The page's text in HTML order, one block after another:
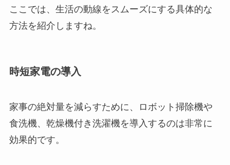
ここでは、生活の動線をスムーズにする具体的な
方法を紹介しますね。
時短家電の導入
家事の絶対量を減らすために、ロボット掃除機や
食洗機、乾燥機付き洗濯機を導入するのは非常に
効果的です。